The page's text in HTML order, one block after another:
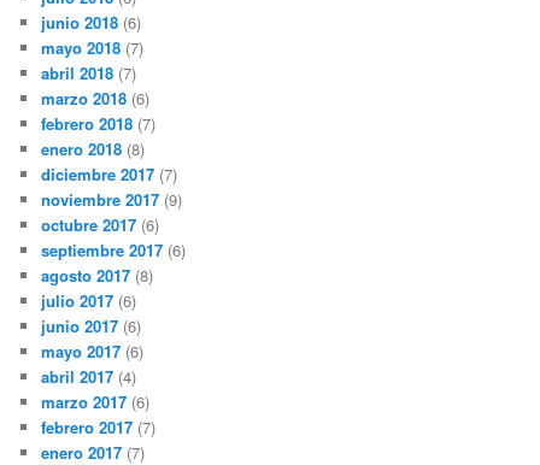
junio 2018 (6)
mayo 2018 (7)
abril 2018 (7)
marzo 2018 (6)
febrero 2018 (7)
enero 2018 (8)
diciembre 2017 (7)
noviembre 2017 (9)
octubre 2017 (6)
septiembre 2017 (6)
agosto 2017 (8)
julio 2017 (6)
junio 2017 (6)
mayo 2017 (6)
abril 2017 (4)
marzo 2017 (6)
febrero 2017 (7)
enero 2017 (7)